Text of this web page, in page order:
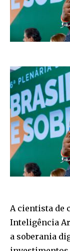
A cientista de
Inteligência
a soberania